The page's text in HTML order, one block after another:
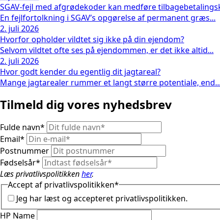
SGAV-fejl med afgrødekoder kan medføre
En fejlfortolkning i SGAV’s opgørelse af permanent græs...
2. juli 2026
Hvorfor opholder vildtet sig ikke på din ejendom?
Selvom vildtet ofte ses på ejendommen, er det ikke altid...
2. juli 2026
Hvor godt kender du egentlig dit jagtareal?
Mange jagtarealer rummer et langt større potentiale, end...
Tilmeld dig vores nyhedsbrev
Fulde navn*
Email*
Postnummer
Fødselsår*
Læs privatlivspolitikkenher.
Accept af privatlivspolitikken*
Jeg har læst og accepteret privatlivspolitikken.
HP Name